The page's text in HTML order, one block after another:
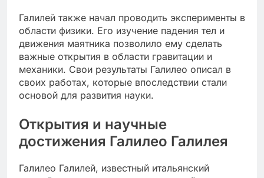
Галилей также начал проводить эксперименты в
области физики. Его изучение падения тел и
движения маятника позволило ему сделать
важные открытия в области гравитации и
механики. Свои результаты Галилео описал в
своих работах, которые впоследствии стали
основой для развития науки.
Открытия и научные
достижения Галилео Галилея
Галилео Галилей, известный итальянский